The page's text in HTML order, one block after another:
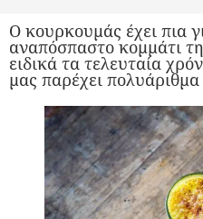
Ο κουρκουμάς έχει πια
αναπόσπαστο κομμάτι
ειδικά τα τελευταία
μας παρέχει πολυάριθμα